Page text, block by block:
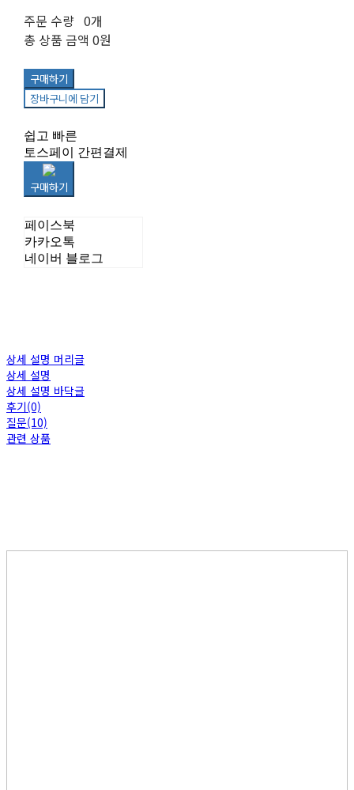
주문 수량 0개
총 상품 금액 0원
구매하기
장바구니에 담기
쉽고 빠른
토스페이 간편결제
구매하기
페이스북
카카오톡
네이버 블로그
상세 설명 머리글
상세 설명
상세 설명 바닥글
후기(0)
질문(10)
관련 상품